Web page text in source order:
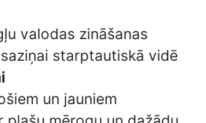
valodas zināšanas
starptautiskā vidē
un jauniem